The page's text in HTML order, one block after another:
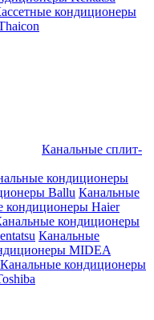
кондиционеры
Канальные сплит-
кондиционеры
Ballu Канальные
кондиционеры Haier
кондиционеры
Канальные
MIDEA
Канальные кондиционеры